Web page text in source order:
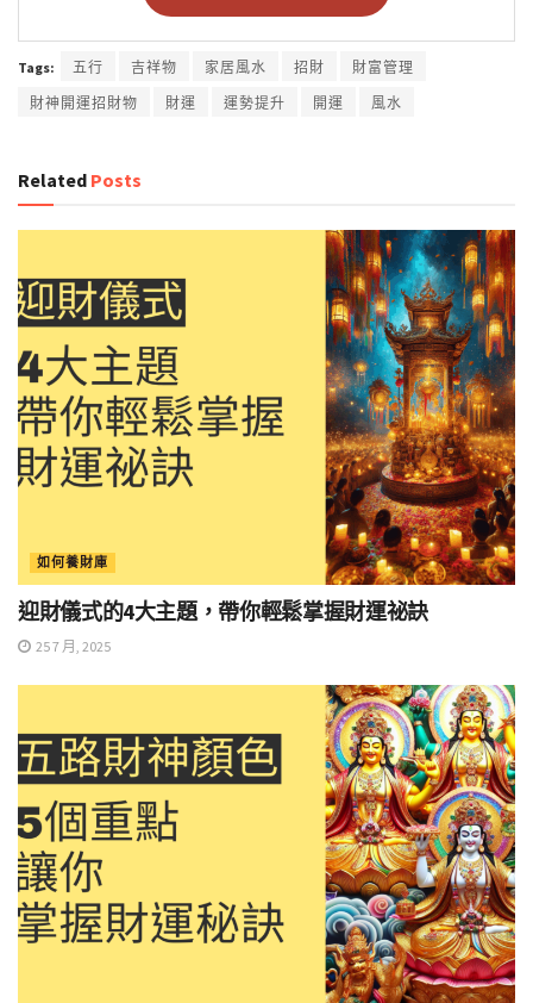
Tags: 五行 吉祥物 家居風水 招財
財富管理
財神開運招財物
財運 運勢提升 開運 風水
Related Posts
如何養財庫
迎財儀式的4大主題，帶你輕鬆掌握財運祕訣
25 7 月, 2025